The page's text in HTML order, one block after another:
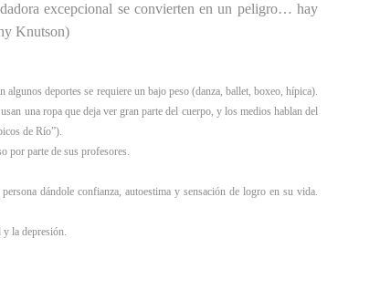
excepcional se convierten en un peligro… hay
Knutson)
deportes se requiere un bajo peso (danza, ballet, boxeo, hípica).
una ropa que deja ver gran parte del cuerpo, y los medios hablan del
de Río”).
por parte de sus profesores.
dándole confianza, autoestima y sensación de logro en su vida.
y la depresión.